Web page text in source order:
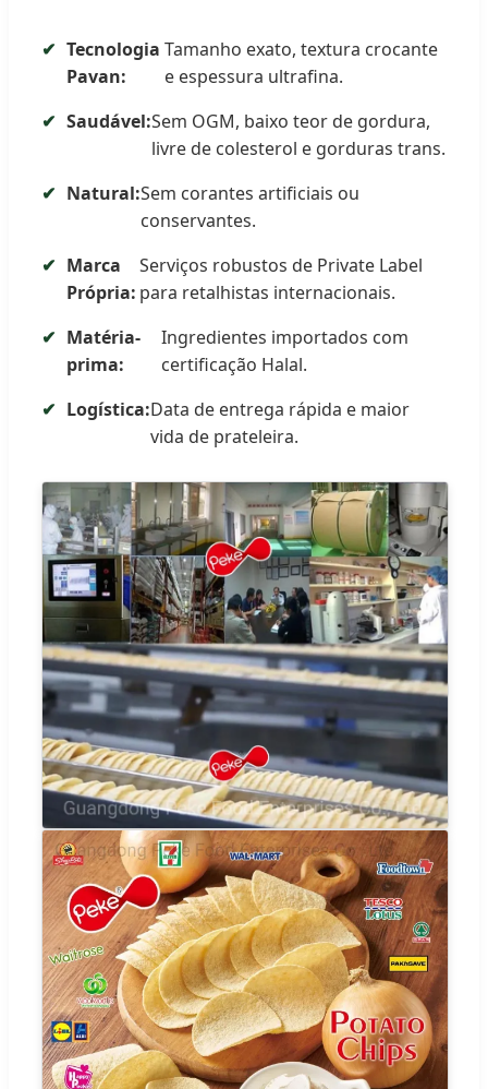
Tecnologia
Pavan:
Tamanho exato, textura crocante
e espessura ultrafina.
Saudável:Sem OGM, baixo teor de gordura,
livre de colesterol e gorduras trans.
Natural:Sem corantes artificiais ou
conservantes.
Marca
Própria:
Serviços robustos de Private Label
para retalhistas internacionais.
Matéria-
prima:
Ingredientes importados com
certificação Halal.
Logística:Data de entrega rápida e maior
vida de prateleira.